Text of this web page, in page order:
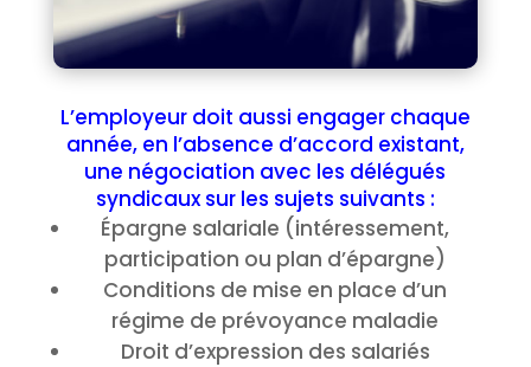
L’employeur doit aussi engager chaque
année, en l’absence d’accord existant,
une négociation avec les délégués
syndicaux sur les sujets suivants :
Épargne salariale (intéressement,
participation ou plan d’épargne)
Conditions de mise en place d’un
régime de prévoyance maladie
Droit d’expression des salariés